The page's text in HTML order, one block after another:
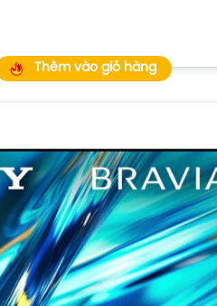
Thêm vào giỏ hàng